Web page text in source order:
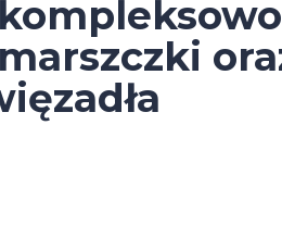
kompleksowo